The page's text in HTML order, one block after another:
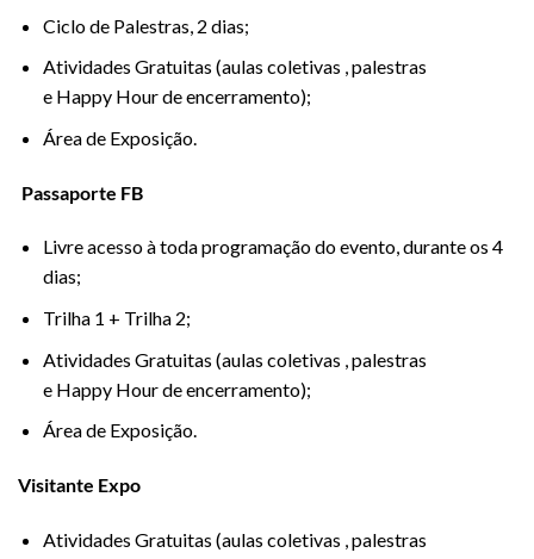
Ciclo de Palestras, 2 dias;
Atividades Gratuitas (aulas coletivas , palestras
e Happy Hour de encerramento);
Área de Exposição.
Passaporte FB
Livre acesso à toda programação do evento, durante os 4
dias;
Trilha 1 + Trilha 2;
Atividades Gratuitas (aulas coletivas , palestras
e Happy Hour de encerramento);
Área de Exposição.
Visitante Expo
Atividades Gratuitas (aulas coletivas , palestras